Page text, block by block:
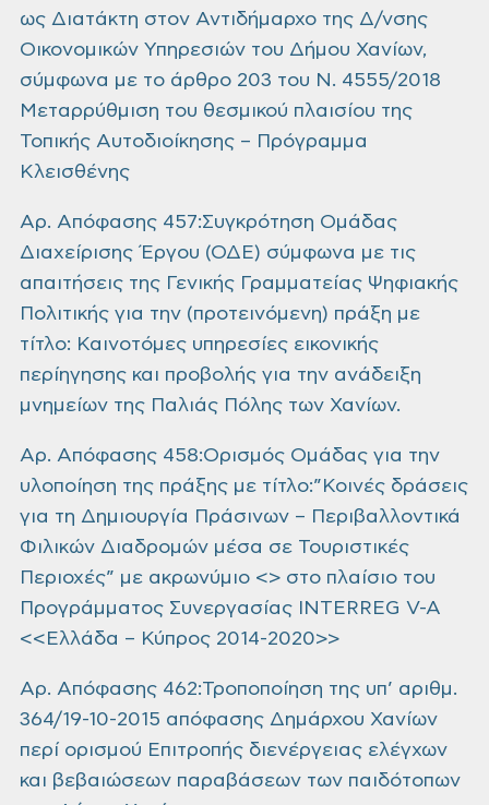
ως Διατάκτη στον Αντιδήμαρχο της Δ/νσης
Οικονομικών Υπηρεσιών του Δήμου Χανίων,
σύμφωνα με το άρθρο 203 του Ν. 4555/2018
Μεταρρύθμιση του θεσμικού πλαισίου της
Τοπικής Αυτοδιοίκησης – Πρόγραμμα
Κλεισθένης
Αρ. Απόφασης 457:Συγκρότηση Ομάδας
Διαχείρισης Έργου (ΟΔΕ) σύμφωνα με τις
απαιτήσεις της Γενικής Γραμματείας Ψηφιακής
Πολιτικής για την (προτεινόμενη) πράξη με
τίτλο: Καινοτόμες υπηρεσίες εικονικής
περίηγησης και προβολής για την ανάδειξη
μνημείων της Παλιάς Πόλης των Χανίων.
Αρ. Απόφασης 458:Ορισμός Ομάδας για την
υλοποίηση της πράξης με τίτλο:”Κοινές δράσεις
για τη Δημιουργία Πράσινων – Περιβαλλοντικά
Φιλικών Διαδρομών μέσα σε Τουριστικές
Περιοχές” με ακρωνύμιο <> στο πλαίσιο του
Προγράμματος Συνεργασίας INTERREG V-A
<<Ελλάδα – Κύπρος 2014-2020>>
Αρ. Απόφασης 462:Τροποποίηση της υπ’ αριθμ.
364/19-10-2015 απόφασης Δημάρχου Χανίων
περί ορισμού Επιτροπής διενέργειας ελέγχων
και βεβαιώσεων παραβάσεων των παιδότοπων